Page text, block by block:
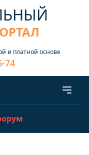
и платной основе
74